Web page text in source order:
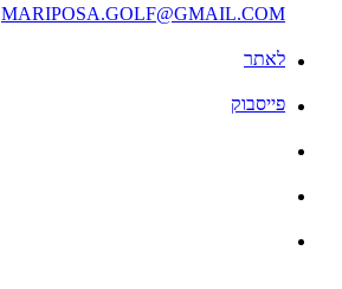
MARIPOSA.GOLF@GMAIL.COM
לאתר
פייסבוק